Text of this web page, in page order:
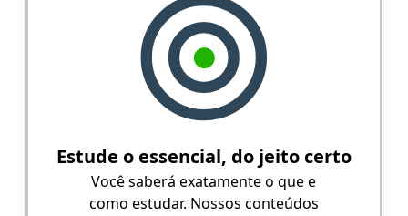
Estude o essencial, do jeito certo
Você saberá exatamente o que e
como estudar. Nossos conteúdos